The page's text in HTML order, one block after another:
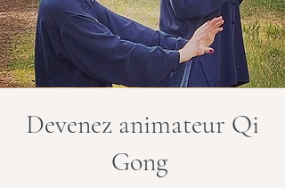
Devenez animateur Qi
Gong